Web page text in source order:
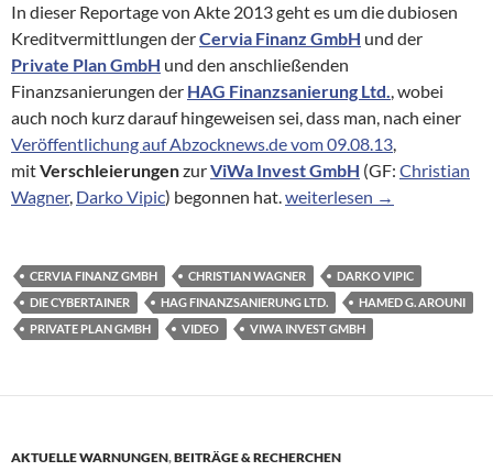
In dieser Reportage von Akte 2013 geht es um die dubiosen
Kreditvermittlungen derCervia Finanz GmbH und der
Private Plan GmbH und den anschließenden
Finanzsanierungen der HAG Finanzsanierung Ltd., wobei
auch noch kurz darauf hingeweisen sei, dass man, nach einer
Veröffentlichung auf Abzocknews.de vom 09.08.13,
mitVerschleierungenzurViWa Invest GmbH (GF: Christian
Wagner, Darko Vipic) begonnen hat.Akte 2013 vom
weiterlesen →
CERVIA FINANZ GMBH CHRISTIAN WAGNER
DARKO VIPIC
DIE CYBERTAINER
HAG FINANZSANIERUNG LTD.
HAMED G. AROUNI
PRIVATE PLAN GMBH
VIDEO VIWA INVEST GMBH
AKTUELLE WARNUNGEN,BEITRÄGE & RECHERCHEN